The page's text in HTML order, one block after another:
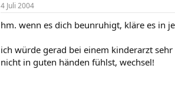
4 Juli 2004
hm. wenn es dich beunruhigt, kläre es in
ich würde gerad bei einem kinderarzt
nicht in guten händen fühlst, wechsel!